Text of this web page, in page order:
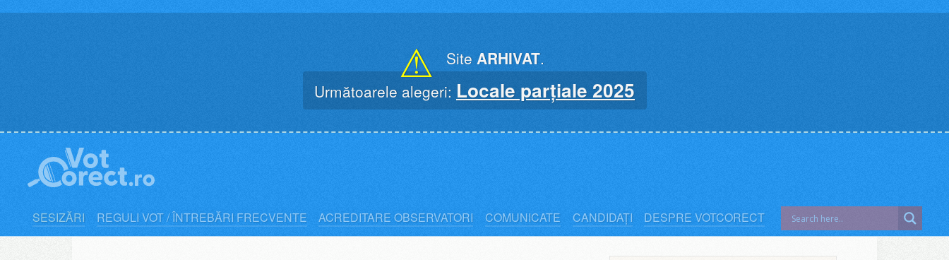
⚠ Site ARHIVAT.
Următoarele alegeri: Locale parțiale 2025
SESIZĂRI REGULI VOT / ÎNTREBĂRI FRECVENTE ACREDITARE OBSERVATORI COMUNICATE CANDIDAȚI DESPRE VOTCORECT